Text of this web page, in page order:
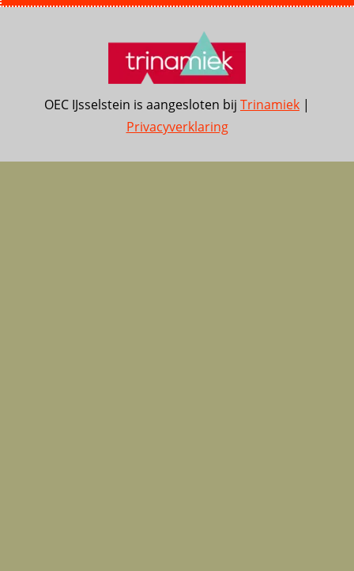
OEC IJsselstein is aangesloten bij Trinamiek |
Privacyverklaring